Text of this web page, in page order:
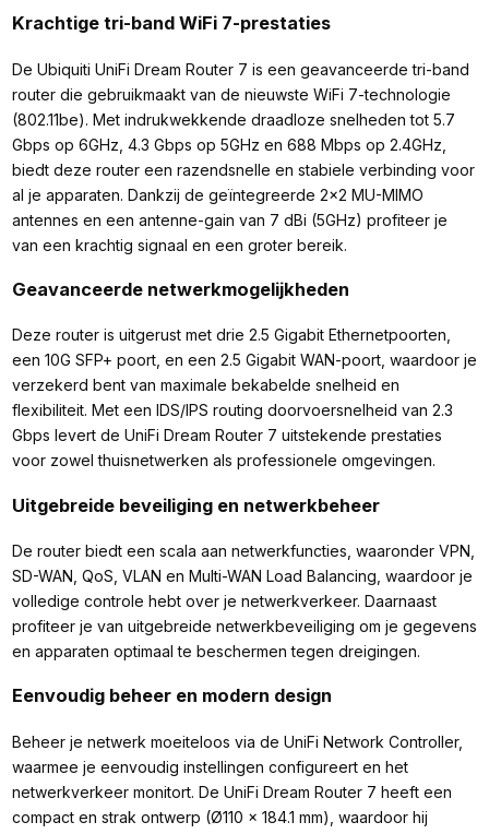
Krachtige tri-band WiFi 7-prestaties
De Ubiquiti UniFi Dream Router 7 is een geavanceerde tri-band
router die gebruikmaakt van de nieuwste WiFi 7-technologie
(802.11be). Met indrukwekkende draadloze snelheden tot 5.7
Gbps op 6GHz, 4.3 Gbps op 5GHz en 688 Mbps op 2.4GHz,
biedt deze router een razendsnelle en stabiele verbinding voor
al je apparaten. Dankzij de geïntegreerde 2x2 MU-MIMO
antennes en een antenne-gain van 7 dBi (5GHz) profiteer je
van een krachtig signaal en een groter bereik.
Geavanceerde netwerkmogelijkheden
Deze router is uitgerust met drie 2.5 Gigabit Ethernetpoorten,
een 10G SFP+ poort, en een 2.5 Gigabit WAN-poort, waardoor je
verzekerd bent van maximale bekabelde snelheid en
flexibiliteit. Met een IDS/IPS routing doorvoersnelheid van 2.3
Gbps levert de UniFi Dream Router 7 uitstekende prestaties
voor zowel thuisnetwerken als professionele omgevingen.
Uitgebreide beveiliging en netwerkbeheer
De router biedt een scala aan netwerkfuncties, waaronder VPN,
SD-WAN, QoS, VLAN en Multi-WAN Load Balancing, waardoor je
volledige controle hebt over je netwerkverkeer. Daarnaast
profiteer je van uitgebreide netwerkbeveiliging om je gegevens
en apparaten optimaal te beschermen tegen dreigingen.
Eenvoudig beheer en modern design
Beheer je netwerk moeiteloos via de UniFi Network Controller,
waarmee je eenvoudig instellingen configureert en het
netwerkverkeer monitort. De UniFi Dream Router 7 heeft een
compact en strak ontwerp (Ø110 x 184.1 mm), waardoor hij